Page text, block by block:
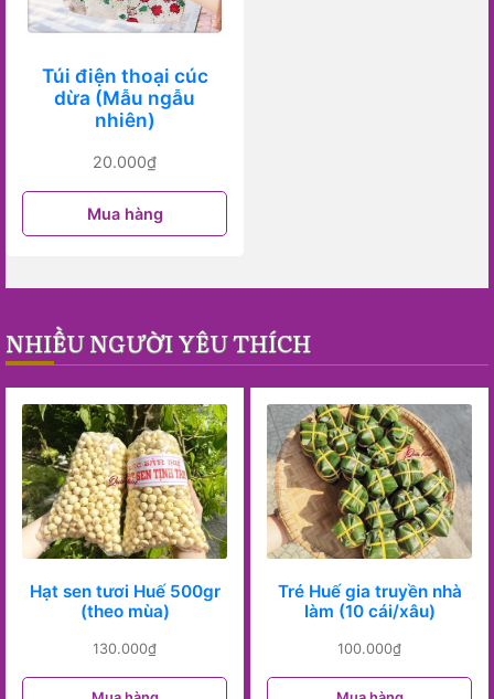
Túi điện thoại cúc
dừa (Mẫu ngẫu
nhiên)
20.000₫
Mua hàng
NHIỀU NGƯỜI YÊU THÍCH
Hạt sen tươi Huế 500gr
(theo mùa)
130.000₫
Tré Huế gia truyền nhà
làm (10 cái/xâu)
100.000₫